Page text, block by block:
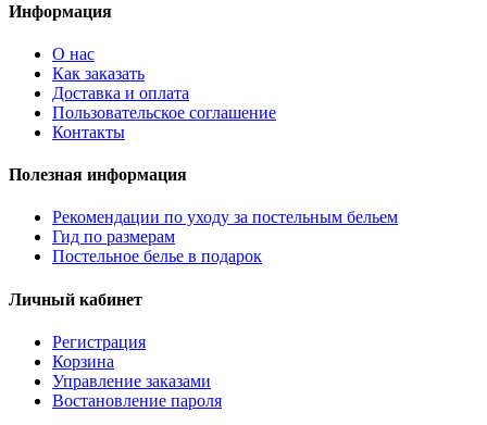
Информация
О нас
Как заказать
Доставка и оплата
Пользовательское соглашение
Контакты
Полезная информация
Рекомендации по уходу за постельным бельем
Гид по размерам
Постельное белье в подарок
Личный кабинет
Регистрация
Корзина
Управление заказами
Востановление пароля